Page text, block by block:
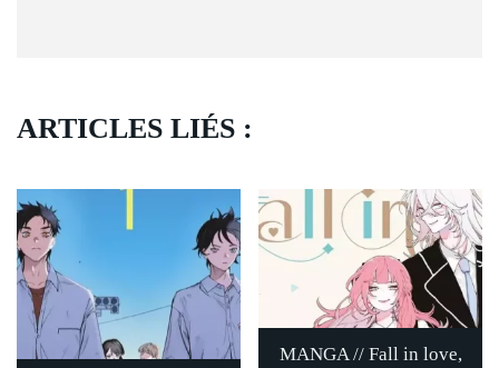
ARTICLES LIÉS :
MANGA // Fall in love,